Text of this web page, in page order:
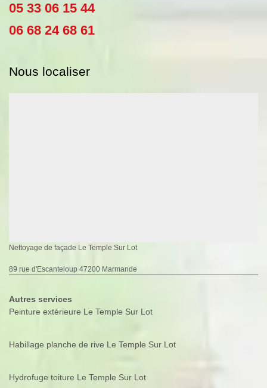
05 33 06 15 44
06 68 24 68 61
Nous localiser
Nettoyage de façade Le Temple Sur Lot
89 rue d'Escanteloup 47200 Marmande
Autres services
Peinture extérieure Le Temple Sur Lot
Habillage planche de rive Le Temple Sur Lot
Hydrofuge toiture Le Temple Sur Lot